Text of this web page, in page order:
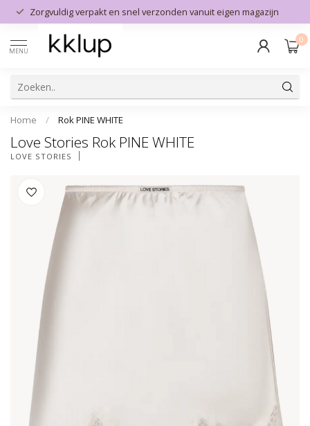
Zorgvuldig verpakt en snel verzonden vanuit eigen magazijn
MENU
0
Home / Rok PINE WHITE
Love Stories Rok PINE WHITE
LOVE STORIES